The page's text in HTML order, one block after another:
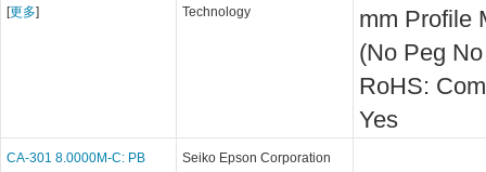
[更多]
Technology
mm Profile
(No Peg
RoHS:
Yes
CA-301 8.0000M-C: PB
Seiko Epson Corporation